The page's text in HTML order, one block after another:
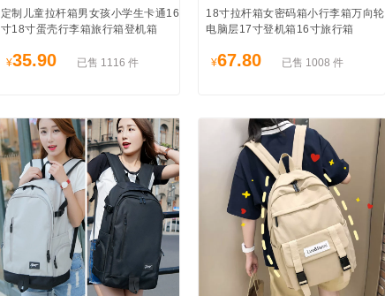
定制儿童拉杆箱男女孩小学生卡通16
寸18寸蛋壳行李箱旅行箱登机箱
¥35.90 已售 1116 件
18寸拉杆箱女密码箱小行李箱万向轮
电脑层17寸登机箱16寸旅行箱
¥67.80 已售 1008 件